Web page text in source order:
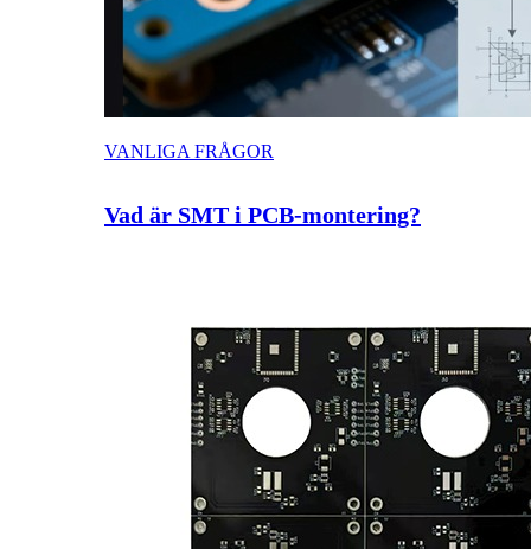
VANLIGA FRÅGOR
Vad är SMT i PCB-montering?